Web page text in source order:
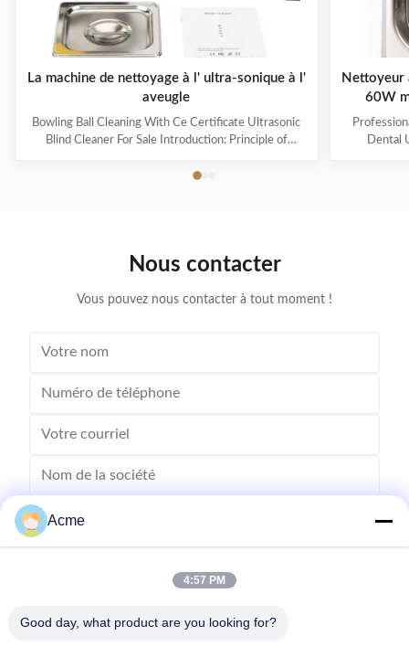
La machine de nettoyage à l' ultra-sonique à l'
aveugle
Bowling Ball Cleaning With Ce Certificate Ultrasonic
Blind Cleaner For Sale Introduction: Principle of
from ultrasonic generator is transformed into high
tens of thousands of tiny bubbles with diameters of
Nettoyeur
60W
Dental
Nous contacter
Vous pouvez nous contacter à tout moment !
Envoyez
Acme
4:57 PM
Good day, what product are you looking for?